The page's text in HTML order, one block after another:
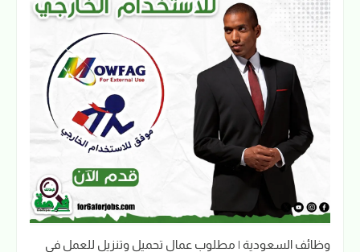
وظائف السعودية | مطلوب عمال تحميل وتنزيل للعمل في